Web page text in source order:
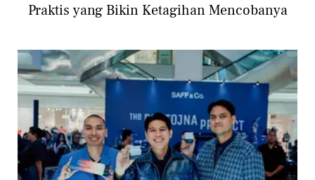
Praktis yang Bikin Ketagihan Mencobanya